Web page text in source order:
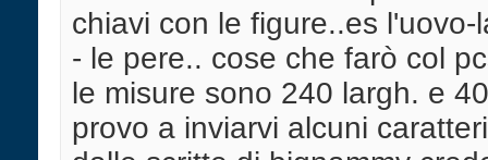
chiavi con le figure..es l'uovo-
- le pere.. cose che farò col
le misure sono 240 largh. e
provo a inviarvi alcuni